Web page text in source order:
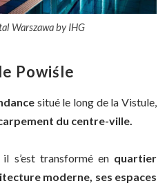
Warszawa by IHG
Powiśle
situé le long de la Vistule,
du centre-ville.
s’est transformé en quartier
moderne, ses espaces